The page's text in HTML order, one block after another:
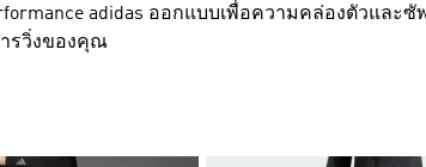
adidas ออกแบบเพื่อความคล่องตัวและ
รวิ่งของคุณ